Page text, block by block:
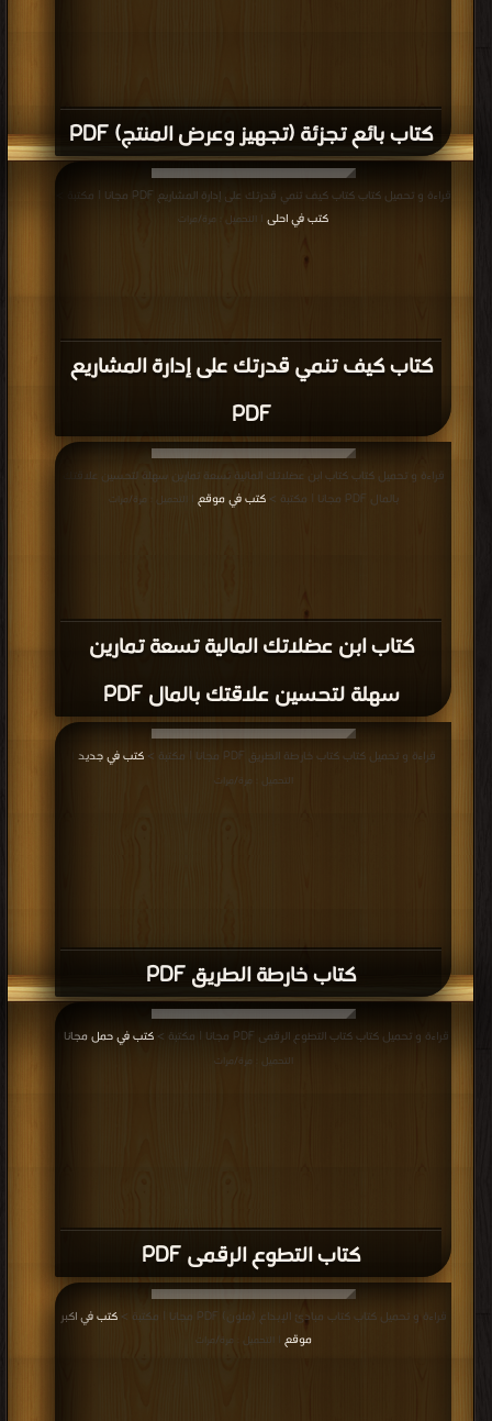
كتاب بائع تجزئة (تجهيز وعرض المنتج) PDF
كتاب كيف تنمي قدرتك على إدارة المشاريع
PDF
قراءة و تحميل كتاب كتاب كيف تنمي قدرتك على إدارة المشاريع PDF مجانا | مكتبة >
كتب في احلى | التحميل : مرة/مرات
كتاب ابن عضلاتك المالية تسعة تمارين
سهلة لتحسين علاقتك بالمال PDF
قراءة و تحميل كتاب كتاب ابن عضلاتك المالية تسعة تمارين سهلة لتحسين علاقتك
بالمال PDF مجانا | مكتبة >
كتب في موقع | التحميل : مرة/مرات
كتاب خارطة الطريق PDF
قراءة و تحميل كتاب كتاب خارطة الطريق PDF مجانا | مكتبة > كتب في جديد
التحميل : مرة/مرات
كتاب التطوع الرقمى PDF
قراءة و تحميل كتاب كتاب التطوع الرقمى PDF مجانا | مكتبة > كتب في حمل مجانا
التحميل : مرة/مرات
قراءة و تحميل كتاب كتاب مبادئ الإبداع (ملون) PDF مجانا | مكتبة >
كتب في اكبر
موقع
| التحميل : مرة/مرات